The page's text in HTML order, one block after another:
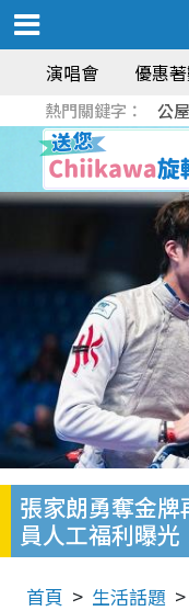
演唱會 優惠
熱門關鍵字： 公
張家朗勇奪金
員人工福利曝
首頁 生活話題